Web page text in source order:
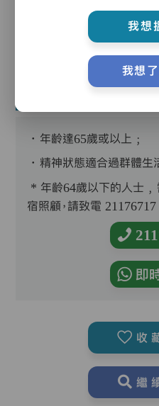
浴、餵
．年齡達65歲或以上﹔
．精神狀態適合過群體生
* 年齡64歲以下的人士
宿照顧，請致電 21176717
即
收
繼
我想
我想